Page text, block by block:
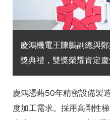
慶鴻機電王陳鵬副總與
獎典禮，雙獎榮耀肯定慶
慶鴻憑藉50年精密設備製
度加工需求。採用高剛性